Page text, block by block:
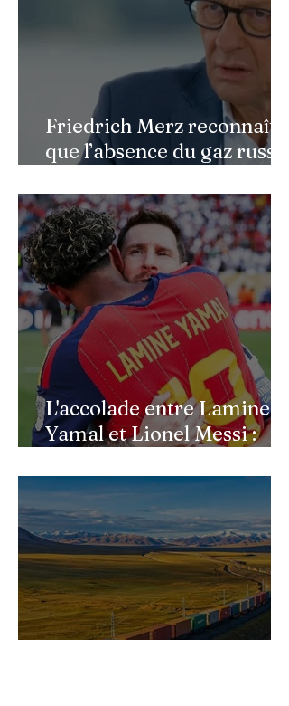
Friedrich Merz reconnaît
que l’absence du gaz russe
l’économie allemande
L'accolade entre Lamine
Yamal et Lionel Messi :
témoin après le sacre de
l'Espagne